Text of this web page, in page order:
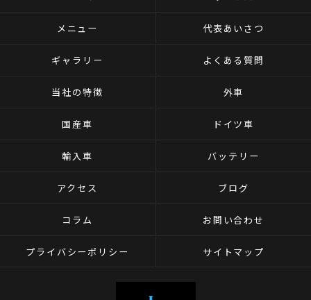
メニュー 代表あいさつ
ギャラリー よくある質問
当社の特徴 外車
国産車 ドイツ車
輸入車 バッテリー
アクセス ブログ
コラム お問い合わせ
プライバシーポリシー サイトマップ